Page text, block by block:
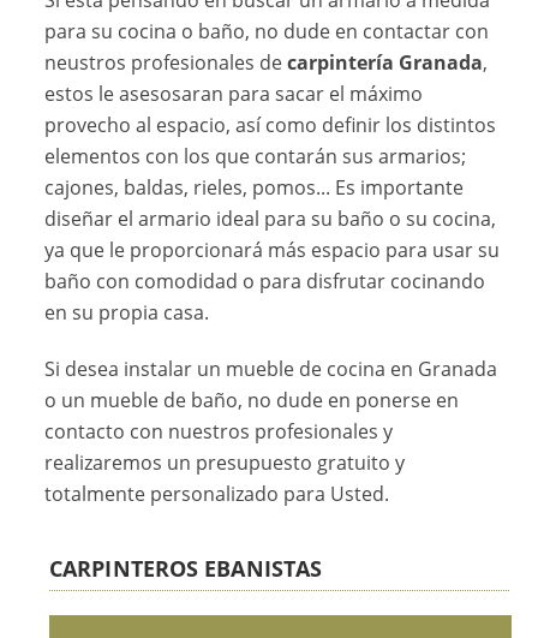
para su cocina o baño, no dude en contactar con
neustros profesionales decarpintería Granada,
estos le asesosaran para sacar el máximo
provecho al espacio, así como definir los distintos
elementos con los que contarán sus armarios;
cajones, baldas, rieles, pomos... Es importante
diseñar el armario ideal para su baño o su cocina,
ya que le proporcionará más espacio para usar su
baño con comodidad o para disfrutar cocinando
en su propia casa.
Si desea instalar un mueble de cocina en Granada
o un mueble de baño, no dude en ponerse en
contacto con nuestros profesionales y
realizaremos un presupuesto gratuito y
totalmente personalizado para Usted.
CARPINTEROS EBANISTAS